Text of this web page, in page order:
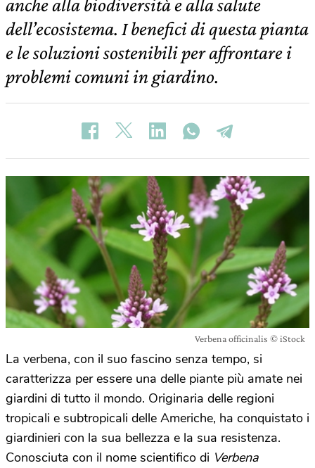
anche alla biodiversità e alla salute
dell’ecosistema. I benefici di questa pianta
e le soluzioni sostenibili per affrontare i
problemi comuni in giardino.
Verbena officinalis © iStock
La verbena, con il suo fascino senza tempo, si
caratterizza per essere una delle piante più amate nei
giardini di tutto il mondo. Originaria delle regioni
tropicali e subtropicali delle Americhe, ha conquistato i
giardinieri con la sua bellezza e la sua resistenza.
Conosciuta con il nome scientifico di Verbena